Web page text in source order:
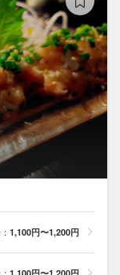
1,100円〜1,200円